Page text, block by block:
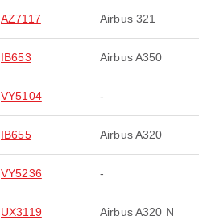
AZ7117 Airbus 321
IB653 Airbus A350
VY5104 -
IB655 Airbus A320
VY5236 -
UX3119 Airbus A320 N